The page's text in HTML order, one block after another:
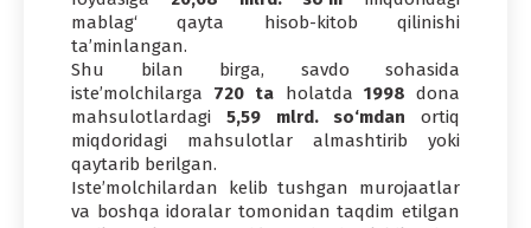
mablag‘ qayta hisob-kitob qilinishi
ta’minlangan.
Shu bilan birga, savdo sohasida
iste’molchilarga 720 ta holatda 1998 dona
mahsulotlardagi 5,59 mlrd. so‘mdan ortiq
miqdoridagi mahsulotlar almashtirib yoki
qaytarib berilgan.
Iste’molchilardan kelib tushgan murojaatlar
va boshqa idoralar tomonidan taqdim etilgan